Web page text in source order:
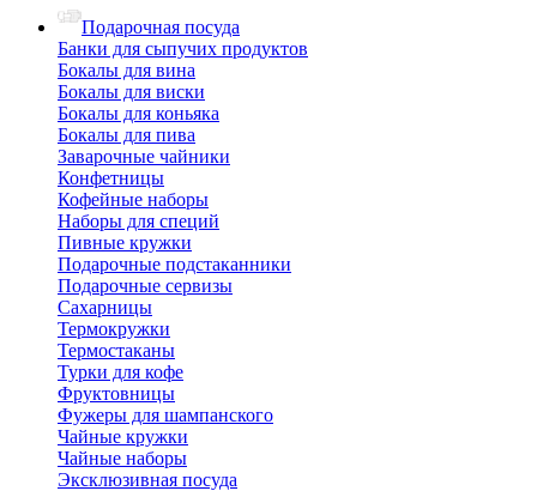
Подарочная посуда
Банки для сыпучих продуктов
Бокалы для вина
Бокалы для виски
Бокалы для коньяка
Бокалы для пива
Заварочные чайники
Конфетницы
Кофейные наборы
Наборы для специй
Пивные кружки
Подарочные подстаканники
Подарочные сервизы
Сахарницы
Термокружки
Термостаканы
Турки для кофе
Фруктовницы
Фужеры для шампанского
Чайные кружки
Чайные наборы
Эксклюзивная посуда